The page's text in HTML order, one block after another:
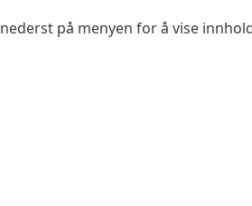
nederst på menyen for å vise